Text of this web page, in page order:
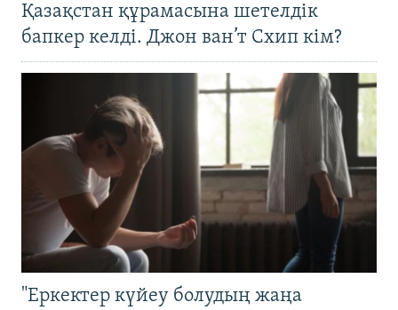
Қазақстан құрамасына шетелдік
бапкер келді. Джон ван’т Схип кім?
"Еркектер күйеу болудың жаңа